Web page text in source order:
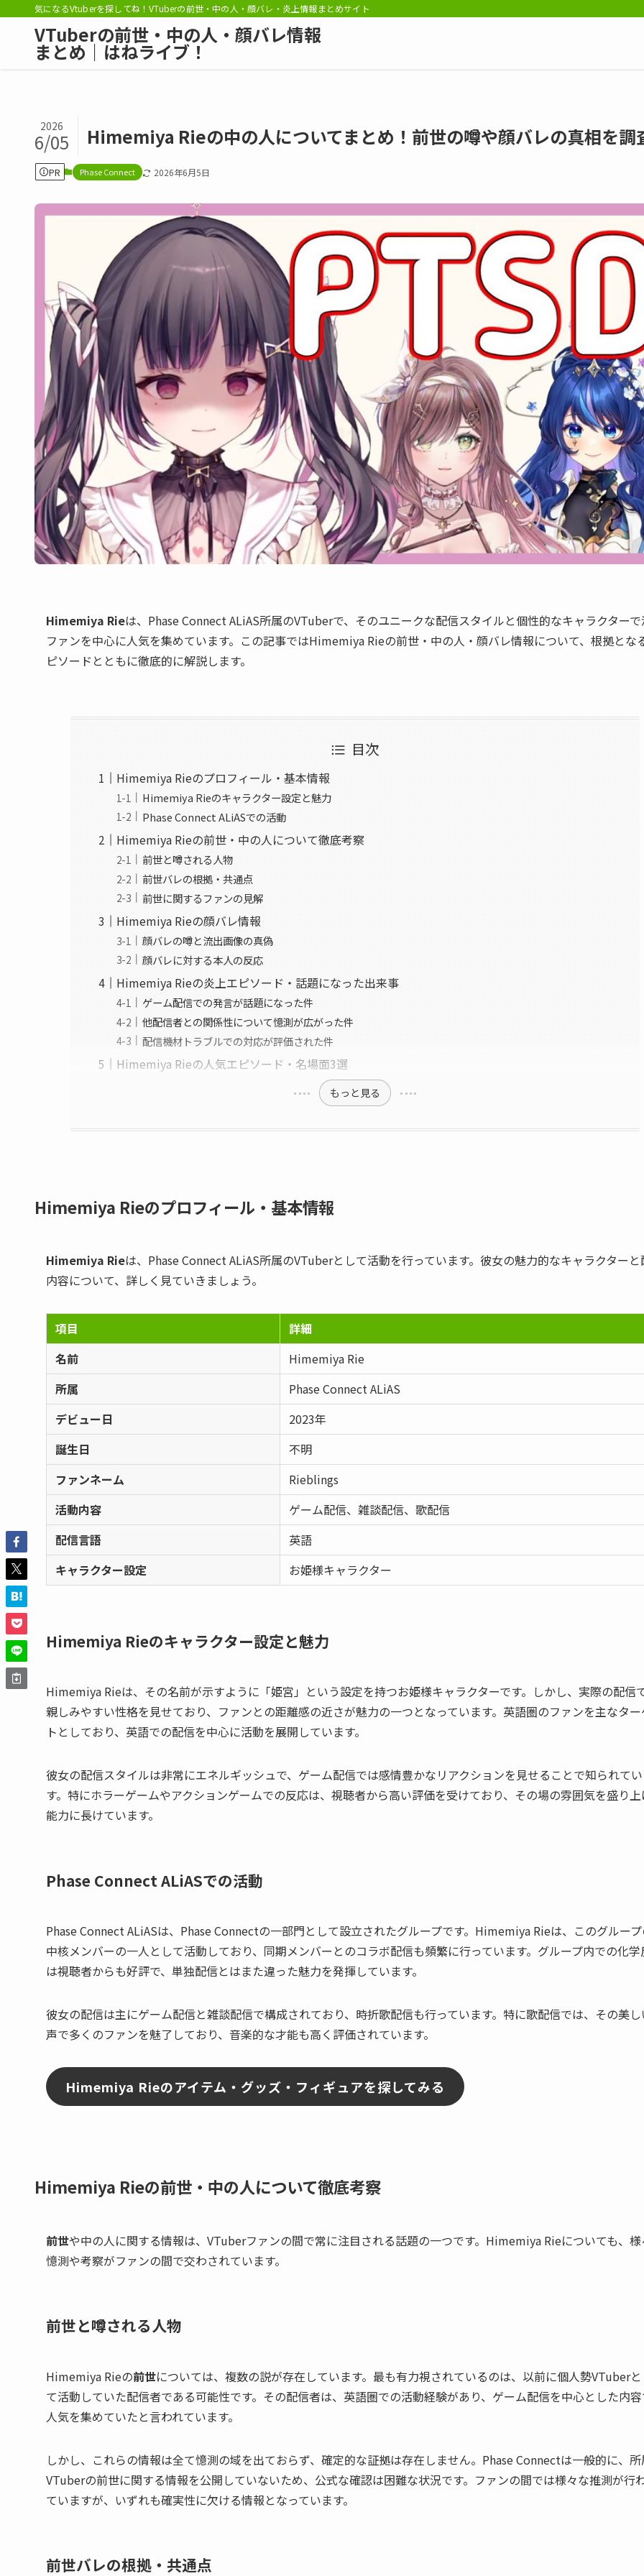
気になるVtuberを探してね！VTuberの前世・中の人・顔バレ・炎上情報まとめサイト
VTuberの前世・中の人・顔バレ情報
まとめ｜はねライブ！
Himemiya Rieの中の人についてまとめ！前世の噂や顔バレの真相を調
2026
6/05
PR Phase Connect 2026年6月5日
Himemiya Rieは、Phase Connect ALiAS所属のVTuberで、そのユニークな配信スタイルと個性的なキャラクター
ファンを中心に人気を集めています。この記事ではHimemiya Rieの前世・中の人・顔バレ情報について、根拠とな
ピソードとともに徹底的に解説します。
目次
Himemiya Rieのプロフィール・基本情報
Himemiya Rieのキャラクター設定と魅力
Phase Connect ALiASでの活動
Himemiya Rieの前世・中の人について徹底考察
前世と噂される人物
前世バレの根拠・共通点
前世に関するファンの見解
Himemiya Rieの顔バレ情報
顔バレの噂と流出画像の真偽
顔バレに対する本人の反応
Himemiya Rieの炎上エピソード・話題になった出来事
ゲーム配信での発言が話題になった件
他配信者との関係性について憶測が広がった件
配信機材トラブルでの対応が評価された件
Himemiya Rieの人気エピソード・名場面3選
もっと見る
Himemiya Rieのプロフィール・基本情報
Himemiya Rieは、Phase Connect ALiAS所属のVTuberとして活動を行っています。彼女の魅力的なキャラクターと
内容について、詳しく見ていきましょう。
項目
詳細
名前
Himemiya Rie
所属
Phase Connect ALiAS
デビュー日
2023年
誕生日
不明
ファンネーム
Rieblings
活動内容
ゲーム配信、雑談配信、歌配信
配信言語
英語
キャラクター設定
お姫様キャラクター
Himemiya Rieのキャラクター設定と魅力
Himemiya Rieは、その名前が示すように「姫宮」という設定を持つお姫様キャラクターです。しかし、実際の配信
親しみやすい性格を見せており、ファンとの距離感の近さが魅力の一つとなっています。英語圏のファンを主なター
トとしており、英語での配信を中心に活動を展開しています。
彼女の配信スタイルは非常にエネルギッシュで、ゲーム配信では感情豊かなリアクションを見せることで知られて
す。特にホラーゲームやアクションゲームでの反応は、視聴者から高い評価を受けており、その場の雰囲気を盛り上
能力に長けています。
Phase Connect ALiASでの活動
Phase Connect ALiASは、Phase Connectの一部門として設立されたグループです。Himemiya Rieは、このグルー
中核メンバーの一人として活動しており、同期メンバーとのコラボ配信も頻繁に行っています。グループ内での化学
は視聴者からも好評で、単独配信とはまた違った魅力を発揮しています。
彼女の配信は主にゲーム配信と雑談配信で構成されており、時折歌配信も行っています。特に歌配信では、その美
声で多くのファンを魅了しており、音楽的な才能も高く評価されています。
Himemiya Rieのアイテム・グッズ・フィギュアを探してみる
Himemiya Rieの前世・中の人について徹底考察
前世や中の人に関する情報は、VTuberファンの間で常に注目される話題の一つです。Himemiya Rieについても、様
憶測や考察がファンの間で交わされています。
前世と噂される人物
Himemiya Rieの前世については、複数の説が存在しています。最も有力視されているのは、以前に個人勢VTuberと
て活動していた配信者である可能性です。その配信者は、英語圏での活動経験があり、ゲーム配信を中心とした内
人気を集めていたと言われています。
しかし、これらの情報は全て憶測の域を出ておらず、確定的な証拠は存在しません。Phase Connectは一般的に、所
VTuberの前世に関する情報を公開していないため、公式な確認は困難な状況です。ファンの間では様々な推測が行
ていますが、いずれも確実性に欠ける情報となっています。
前世バレの根拠・共通点